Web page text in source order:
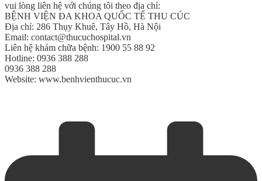
vui lòng liên hệ với chúng tôi theo địa chỉ:
BỆNH VIỆN ĐA KHOA QUỐC TẾ THU CÚC
Địa chỉ: 286 Thụy Khuê, Tây Hồ, Hà Nội
Email: contact@thucuchospital.vn
Liên hệ khám chữa bệnh: 1900 55 88 92
Hotline: 0936 388 288
0936 388 288
Website: www.benhvienthucuc.vn